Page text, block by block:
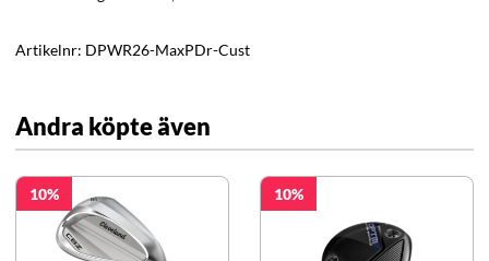
Artikelnr: DPWR26-MaxPDr-Cust
Andra köpte även
10 10